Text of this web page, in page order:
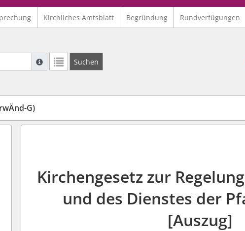
Kirchliches Amtsblatt Begründung Rundverfügungen
Suche mit Platzhalter "*", Bsp. Pfarrer*, findet auch:
Suchen
Logo Ev. Kirche von
G)
Kirchengesetz zur
und des Dienstes der
[Auszug]